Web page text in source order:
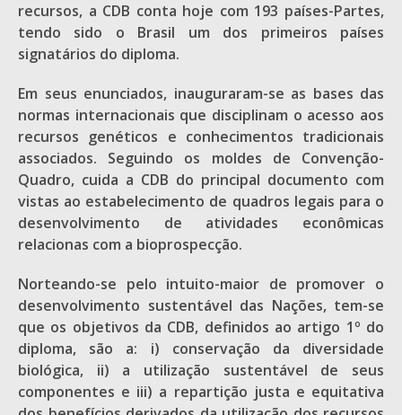
recursos, a CDB conta hoje com 193 países-Partes,
tendo sido o Brasil um dos primeiros países
signatários do diploma.
Em seus enunciados, inauguraram-se as bases das
normas internacionais que disciplinam o acesso aos
recursos genéticos e conhecimentos tradicionais
associados. Seguindo os moldes de Convenção-
Quadro, cuida a CDB do principal documento com
vistas ao estabelecimento de quadros legais para o
desenvolvimento de atividades econômicas
relacionas com a bioprospecção.
Norteando-se pelo intuito-maior de promover o
desenvolvimento sustentável das Nações, tem-se
que os objetivos da CDB, definidos ao artigo 1º do
diploma, são a: i) conservação da diversidade
biológica, ii) a utilização sustentável de seus
componentes e iii) a repartição justa e equitativa